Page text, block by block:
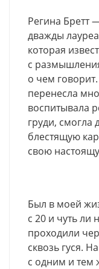
Регина Бретт
дважды
которая
с
о чем
перенесла
воспитывала
груди, смогла
блестящую
свою
Был в моей
с 20 и чуть
проходили
сквозь гуся.
с одним и тем